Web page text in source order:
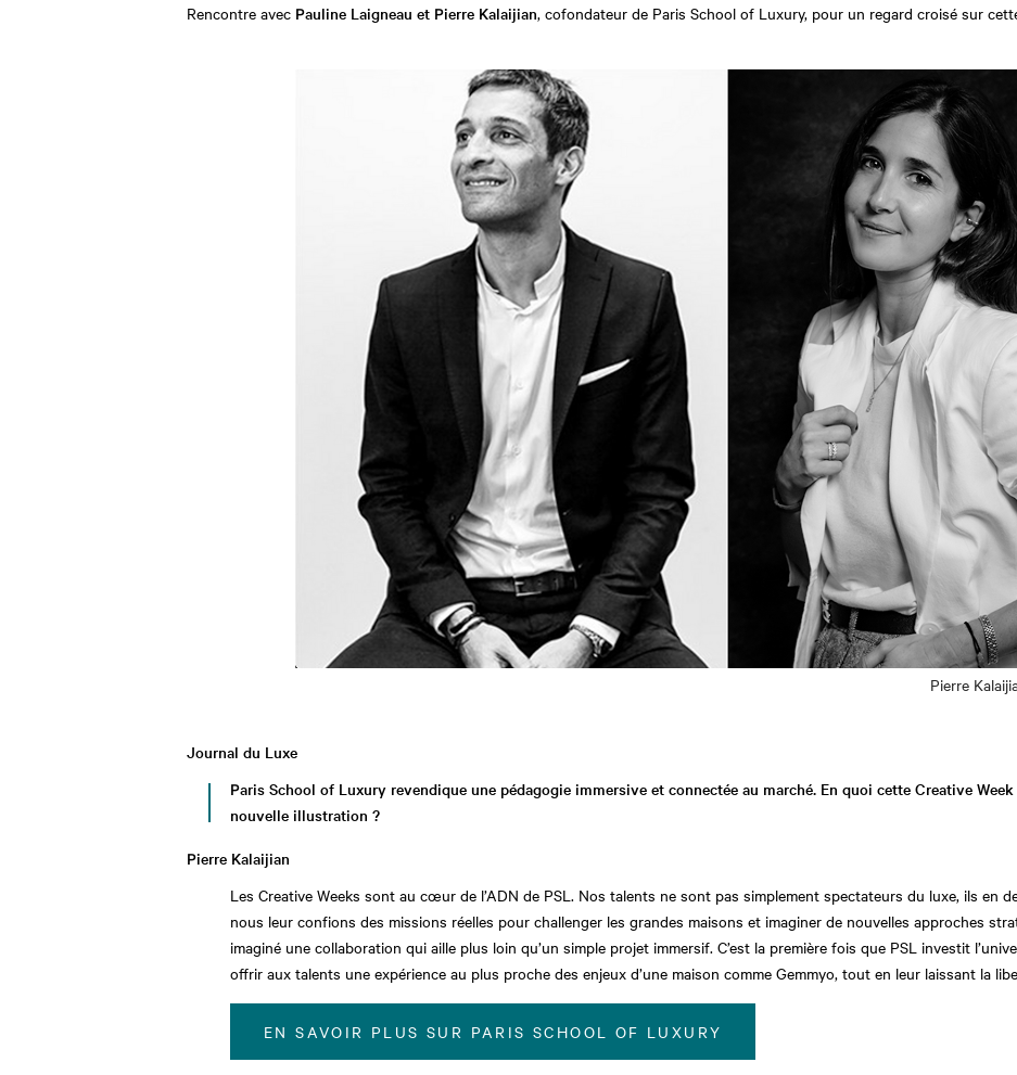
Rencontre avec Pauline Laigneau et Pierre Kalaijian, cofondateur de Paris School of Luxury, pour un regard croisé sur
Pierre
Journal du Luxe
Paris School of Luxury revendique une pédagogie immersive et connectée au marché. En quoi cette Creative
nouvelle illustration ?
Pierre Kalaijian
Les Creative Weeks sont au cœur de l’ADN de PSL. Nos talents ne sont pas simplement spectateurs du luxe, ils en
nous leur confions des missions réelles pour challenger les grandes maisons et imaginer de nouvelles approches
imaginé une collaboration qui aille plus loin qu’un simple projet immersif. C’est la première fois que PSL investit
offrir aux talents une expérience au plus proche des enjeux d’une maison comme Gemmyo, tout en leur laissant la
EN SAVOIR PLUS SUR PARIS SCHOOL OF LUXURY